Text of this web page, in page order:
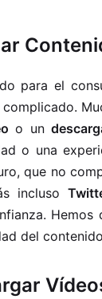
para el
o un
o una
que no
incluso
del